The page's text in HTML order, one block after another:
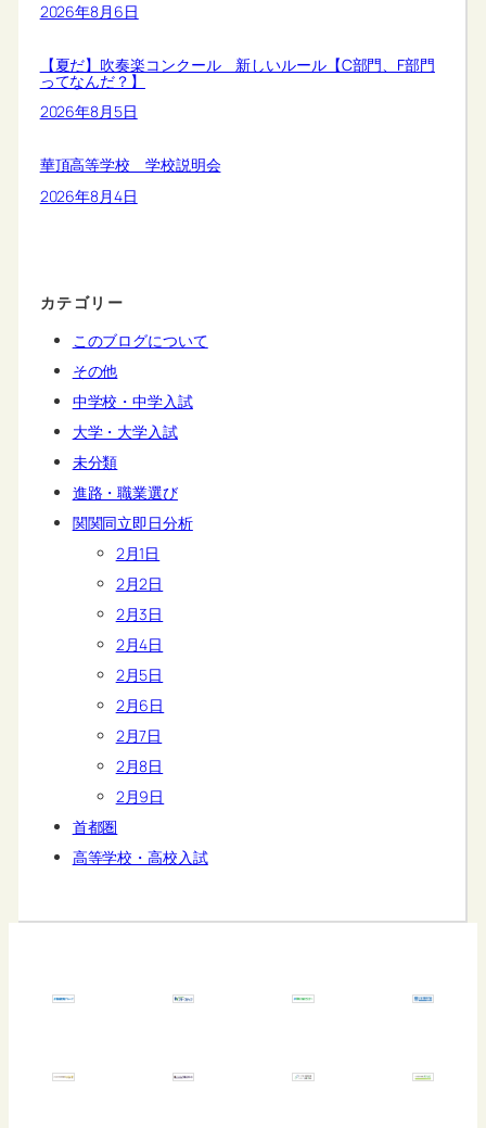
2026年8月6日
【夏だ】吹奏楽コンクール 新しいルール【C部門、F部門
ってなんだ？】
2026年8月5日
華頂高等学校 学校説明会
2026年8月4日
カテゴリー
このブログについて
その他
中学校・中学入試
大学・大学入試
未分類
進路・職業選び
関関同立即日分析
2月1日
2月2日
2月3日
2月4日
2月5日
2月6日
2月7日
2月8日
2月9日
首都圏
高等学校・高校入試